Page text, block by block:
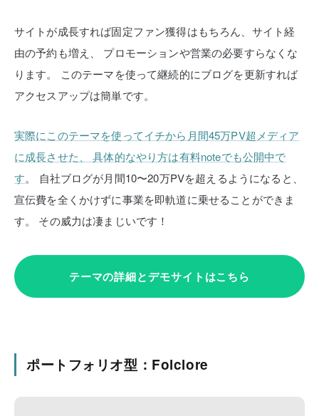
サイトが成長すれば固定ファン獲得はもちろん、サイト経
由の予約も増え、
プロモーションや営業の必要すらなくな
ります。
このテーマを使って継続的にブログを更新すれば
アクセスアップは簡単です。
実際にこのテーマを使ってイチから月間45万PV超メディア
に成長させた、
具体的なやり方は有料noteでも公開中で
す。
自社ブログが月間10〜20万PVを超えるようになると、
宣伝費を全くかけずに事業を即軌道に乗せることができま
す。
その威力は凄まじいです！
テーマの詳細とデモサイトはこちら
ポートフォリオ型：Folclore